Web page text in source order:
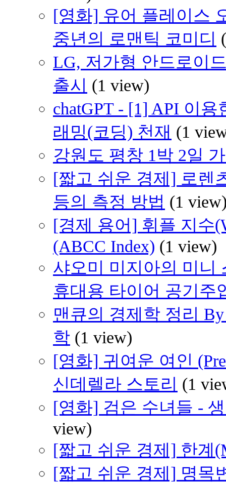
[영화] 유어 플레이스
중년의 로맨틱 코미디
LG, 저가형 안드로이
출시
(1 view)
chatGPT - [1] API 이
래밍(코딩) 천재 (1
강원도 평창 1박 2일
[짧고 쉬운 경제] 로렌
등의 측정 방법 (1
[경제 용어] 휘플 지수
(ABCC Index) (1 view)
샤오미 미지아의 미니
휴대용 타이어 공기주
맨큐의 경제학 정리
학 (1 view)
[영화] 귀여운 여인
신데렐라 스토리 (1
[영화] 검은 수녀들 -
view)
[짧고 쉬운 경제] 한계
[짧고 쉬운 경제] 명목